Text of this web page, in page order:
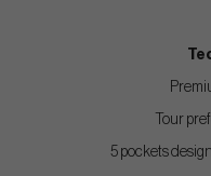
Tour
5 pockets